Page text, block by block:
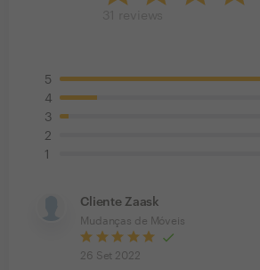
5
4
3
2
1
Cliente Zaask
Mudanças de Móveis
26 Set 2022